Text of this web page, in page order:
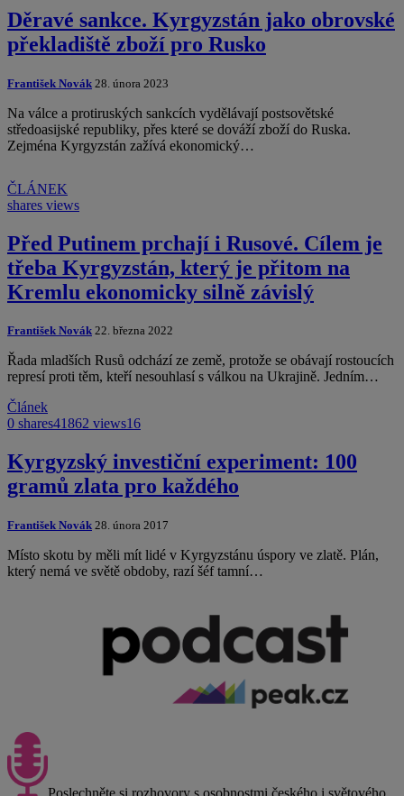
Děravé sankce. Kyrgyzstán jako obrovské
překladiště zboží pro Rusko
František Novák 28. února 2023
Na válce a protiruských sankcích vydělávají postsovětské
středoasijské republiky, přes které se dováží zboží do Ruska.
Zejména Kyrgyzstán zažívá ekonomický…
ČLÁNEK
shares views
Před Putinem prchají i Rusové. Cílem je
třeba Kyrgyzstán, který je přitom na
Kremlu ekonomicky silně závislý
František Novák 22. března 2022
Řada mladších Rusů odchází ze země, protože se obávají rostoucích
represí proti těm, kteří nesouhlasí s válkou na Ukrajině. Jedním…
Článek
0 shares41862 views16
Kyrgyzský investiční experiment: 100
gramů zlata pro každého
František Novák 28. února 2017
Místo skotu by měli mít lidé v Kyrgyzstánu úspory ve zlatě. Plán,
který nemá ve světě obdoby, razí šéf tamní…
Poslechněte si rozhovory s osobnostmi českého i světového